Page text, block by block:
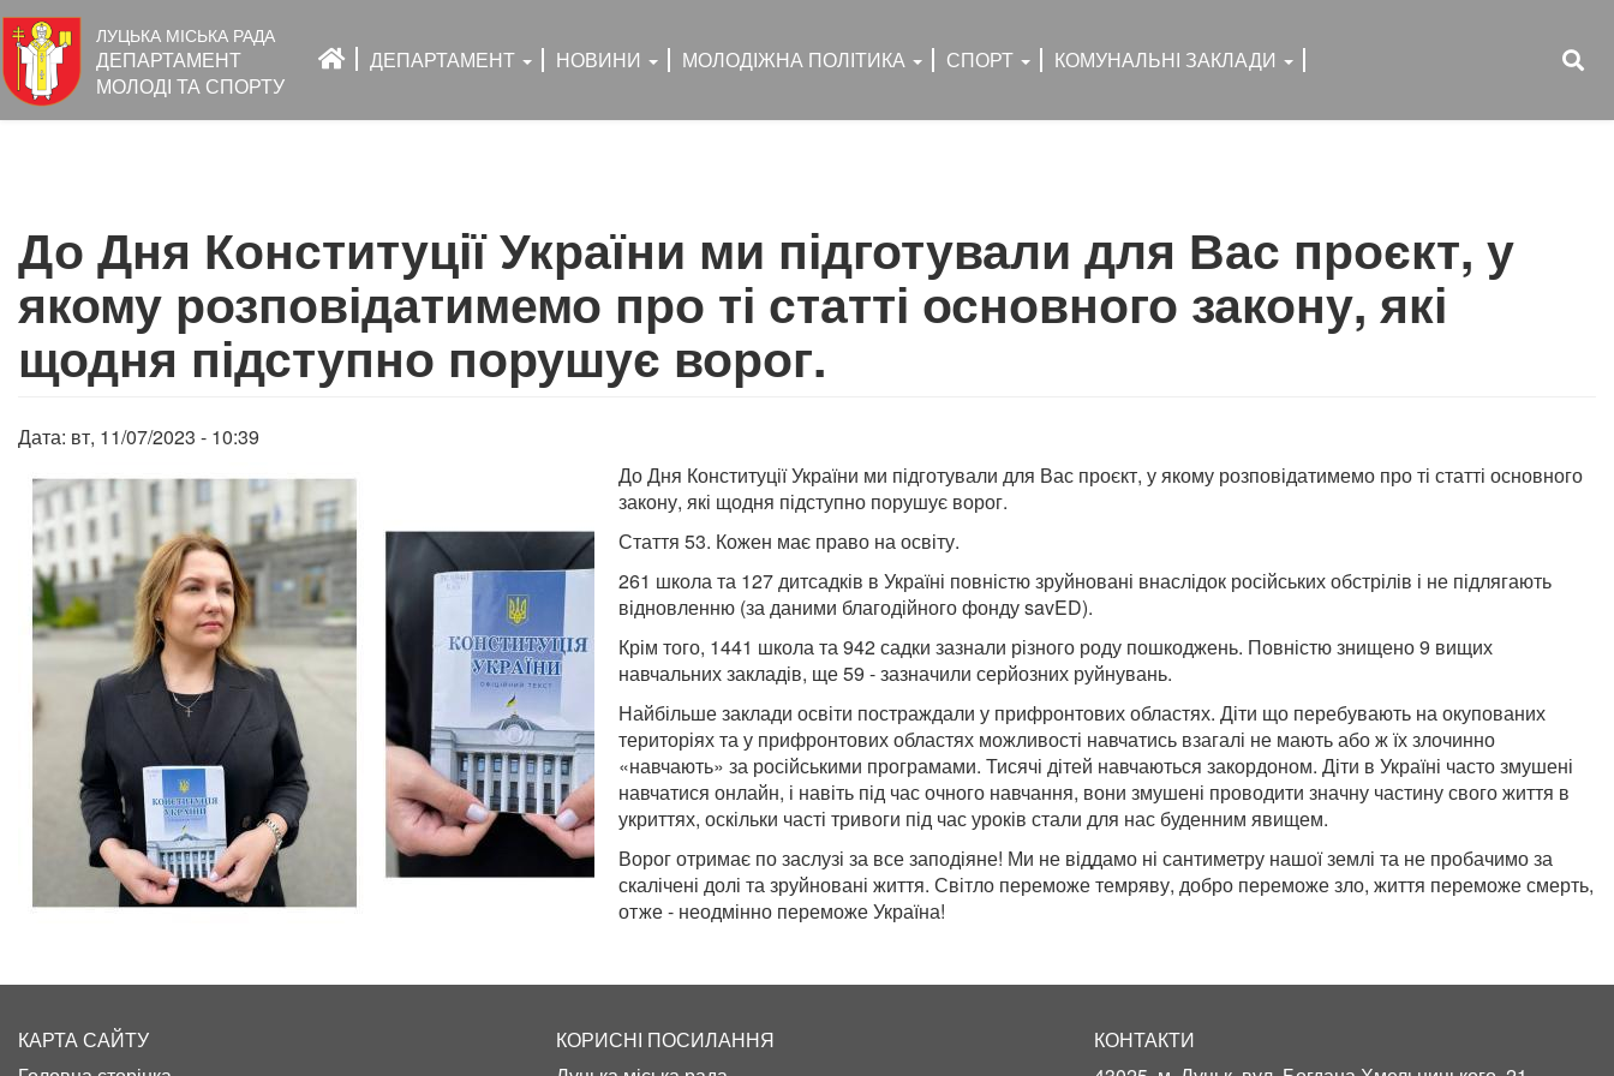
основного
вмісту
ЛУЦЬКА МІСЬКА РАДА
ДЕПАРТАМЕНТ
МОЛОДІ ТА СПОРТУ
навіґація
ДЕПАРТАМЕНТ НОВИНИ МОЛОДІЖНА ПОЛІТИКА СПОРТ КОМУНАЛЬНІ ЗАКЛАДИ
До Дня Конституції України ми підготували для Вас проєкт, у
якому розповідатимемо про ті статті основного закону, які
щодня підступно порушує ворог.
Дата: вт, 11/07/2023 - 10:39
До Дня Конституції України ми підготували для Вас проєкт, у якому розповідатимемо про ті статті основного
закону, які щодня підступно порушує ворог.
Стаття 53. Кожен має право на освіту.
261 школа та 127 дитсадків в Україні повністю зруйновані внаслідок російських обстрілів і не підлягають
відновленню (за даними благодійного фонду savED).
Крім того, 1441 школа та 942 садки зазнали різного роду пошкоджень. Повністю знищено 9 вищих
навчальних закладів, ще 59 - зазначили серйозних руйнувань.
Найбільше заклади освіти постраждали у прифронтових областях. Діти що перебувають на окупованих
територіях та у прифронтових областях можливості навчатись взагалі не мають або ж їх злочинно
«навчають» за російськими програмами. Тисячі дітей навчаються закордоном. Діти в Україні часто змушені
навчатися онлайн, і навіть під час очного навчання, вони змушені проводити значну частину свого життя в
укриттях, оскільки часті тривоги під час уроків стали для нас буденним явищем.
Ворог отримає по заслузі за все заподіяне! Ми не віддамо ні сантиметру нашої землі та не пробачимо за
скалічені долі та зруйновані життя. Світло переможе темряву, добро переможе зло, життя переможе смерть,
отже - неодмінно переможе Україна!
КАРТА САЙТУ
КОРИСНІ ПОСИЛАННЯ
КОНТАКТИ